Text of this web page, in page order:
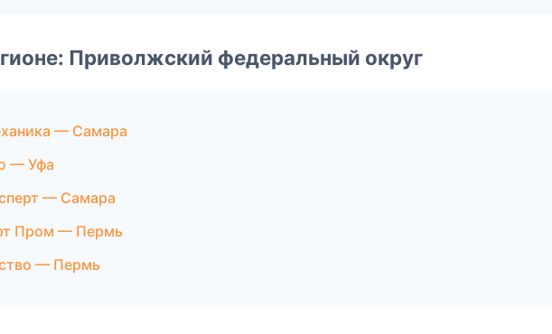
Приволжский федеральный округ
— Самара
— Уфа
— Самара
Пром — Пермь
— Пермь